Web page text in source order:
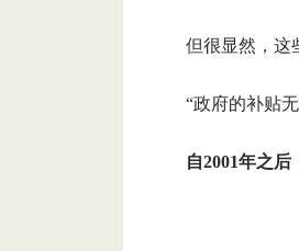
但很显然，这
“政府的补贴
自2001年之